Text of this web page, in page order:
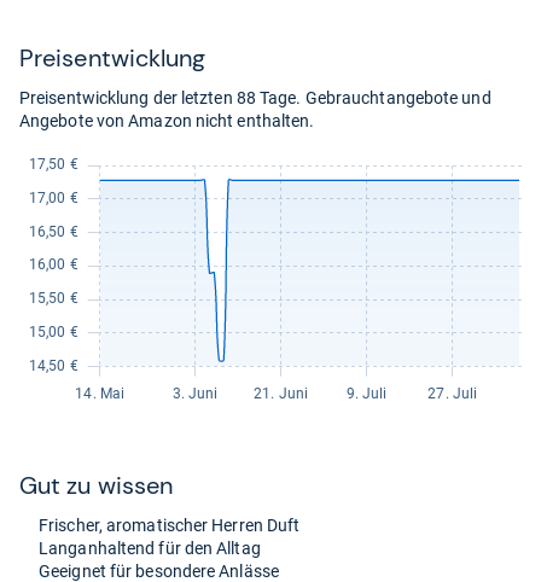
Preis­ent­wick­lung
Preisentwicklung der letzten 88 Tage. Gebrauchtangebote und
Angebote von Amazon nicht enthalten.
Gut zu wis­sen
Fri­scher, aro­ma­ti­scher Her­ren Duft
Lan­gan­hal­tend für den All­tag
Geeig­net für beson­dere Anlässe